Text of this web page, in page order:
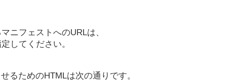
ニフェストへのURLは、
してください。
るためのHTMLは次の通りです。